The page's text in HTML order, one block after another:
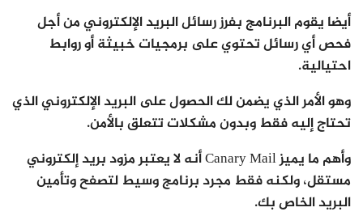
أيضا يقوم البرنامج بفرز رسائل البريد الإلكتروني من أجل
فحص أي رسائل تحتوي على برمجيات خبيثة أو روابط
احتيالية.
وهو الأمر الذي يضمن لك الحصول على البريد الإلكتروني الذي
تحتاج إليه فقط وبدون مشكلات تتعلق بالأمن.
وأهم ما يميز Canary Mail أنه لا يعتبر مزود بريد إلكتروني
مستقل، ولكنه فقط مجرد برنامج وسيط لتصفح وتأمين
البريد الخاص بك.